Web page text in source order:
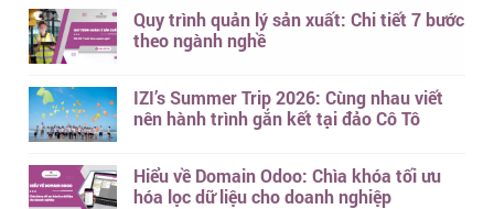
Quy trình quản lý sản xuất: Chi tiết 7 bước
theo ngành nghề
IZI’s Summer Trip 2026: Cùng nhau viết
nên hành trình gắn kết tại đảo Cô Tô
Hiểu về Domain Odoo: Chìa khóa tối ưu
hóa lọc dữ liệu cho doanh nghiệp